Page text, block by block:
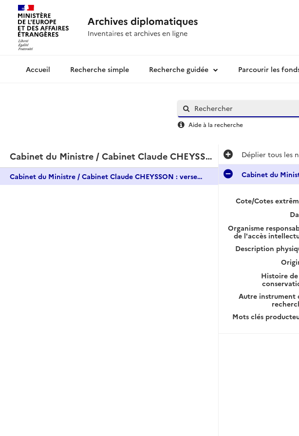
Archives diplomatiquesRecherche simple Recherche guidée Parcourir les
Aide à la recherche
Cabinet du Ministre / Cabinet Claude CHEYSSON : versement complémentaire
Cabinet du Ministre / Cabinet Claude CHEYSSON : versement complémentaire
Déplier tous les
Cabinet du
Cote/Cotes
Organisme
de l'accès
Description
Histoire
Autre instrument
Mots clés